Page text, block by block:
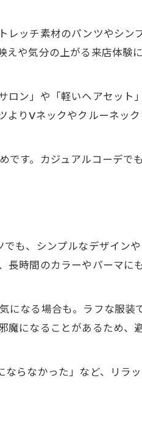
レッチ素材のパンツやシン
や気分の上がる来店体験
ロン」や「軽いヘアセット
よりVネックやクルーネッ
です。カジュアルコーデで
も、シンプルなデザイン
長時間のカラーやパーマに
になる場合も。ラフな服装
魔になることがあるため、
らなかった」など、リラ